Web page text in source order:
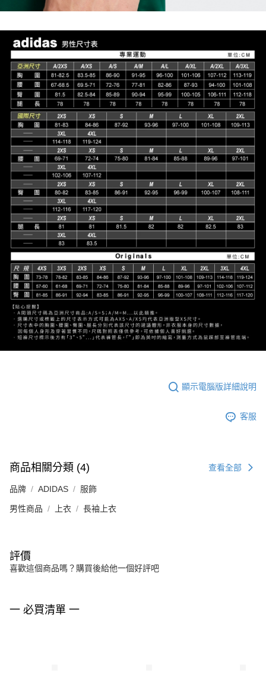
顯示電腦版詳細說明
客服
商品相關分類 (4) 查看全部
品牌 ADIDAS 服飾
男性商品 上衣 長袖上衣
評價
喜歡這個商品嗎？購買後給他一個好評吧
一 必買清單 一